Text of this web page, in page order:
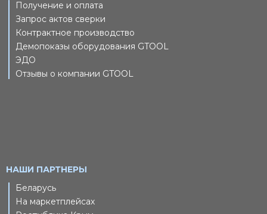
Получение и оплата
Запрос актов сверки
Контрактное производство
Демопоказы оборудования GTOOL
ЭДО
Отзывы о компании GTOOL
НАШИ ПАРТНЕРЫ
Беларусь
На маркетплейсах